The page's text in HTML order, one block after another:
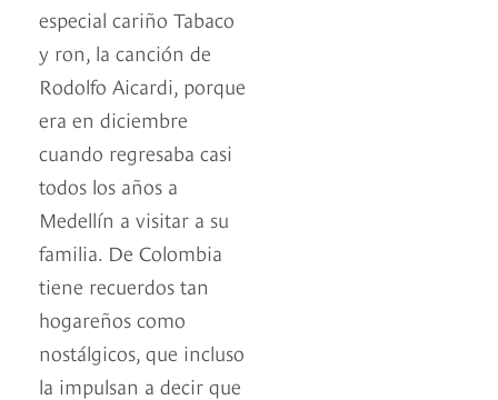
especial cariño Tabaco
y ron, la canción de
Rodolfo Aicardi, porque
era en diciembre
cuando regresaba casi
todos los años a
Medellín a visitar a su
familia. De Colombia
tiene recuerdos tan
hogareños como
nostálgicos, que incluso
la impulsan a decir que